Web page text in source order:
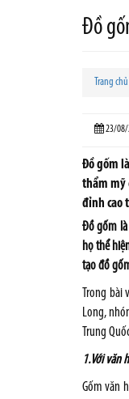
Đồ
Trang chủ
23/08/
Đồ gốm
thẩm mỹ
đỉnh cao
Đồ gốm là
họ thể
tạo đồ
Trong bài
Long,
Trung
1.Với văn
Gốm văn